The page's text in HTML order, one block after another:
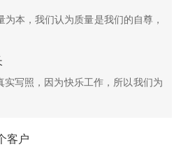
本，我们认为质量是我们的自尊，
写照，因为快乐工作，所以我们为
客户